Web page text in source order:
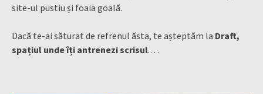
site-ul pustiu și foaia goală.
Dacă te-ai săturat de refrenul ăsta, te așteptăm la Draft,
spațiul unde îți antrenezi scrisul.…